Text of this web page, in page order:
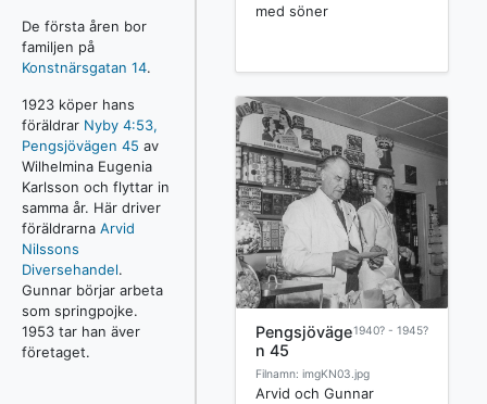
De första åren bor
familjen på
Konstnärsgatan 14.
1923 köper hans
föräldrar Nyby 4:53,
Pengsjövägen 45 av
Wilhelmina Eugenia
Karlsson och flyttar in
samma år. Här driver
föräldrarna Arvid
Nilssons
Diversehandel.
Gunnar börjar arbeta
som springpojke.
1953 tar han äver
företaget.
med söner
1940? - 1945?
Pengsjöväge
n 45
Filnamn: imgKN03.jpg
Arvid och Gunnar